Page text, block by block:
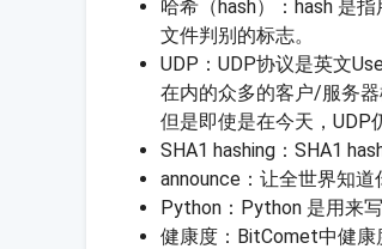
哈希（hash）：hash 是
文件判别的标志。
UDP：UDP协议是英文
在内的众多的客户/服务
但是即使是在今天，UDP
SHA1 hashing：SHA1
announce：让全世界知道
Python：Python 是用来
健康度：BitComet中健康